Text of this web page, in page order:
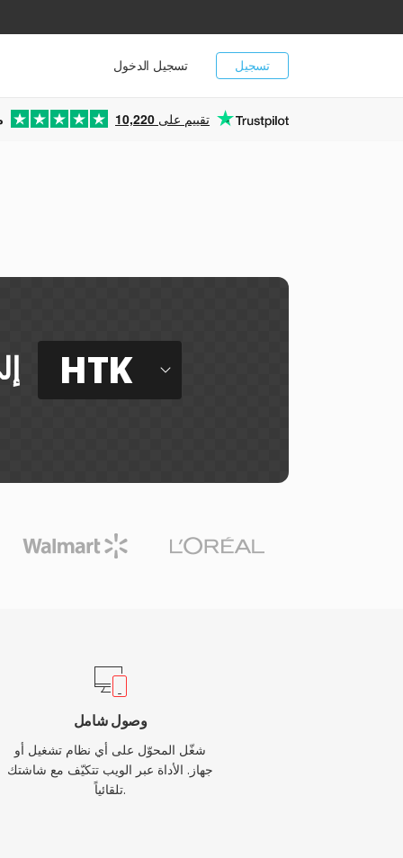
تسجيل تسجيل الدخول
10,220 تقييم على
HTK
وصول شامل
شغّل المحوّل على أي نظام تشغيل أو
جهاز. الأداة عبر الويب تتكيّف مع شاشتك
تلقائياً.